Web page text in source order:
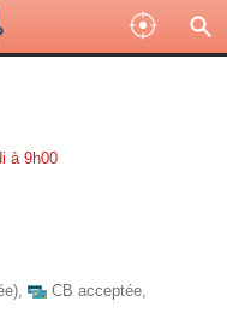
à 9h00
, CB acceptée,